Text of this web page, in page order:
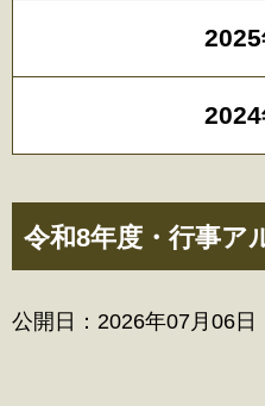
令和8年度・行事ア
公開日：2026年07月06